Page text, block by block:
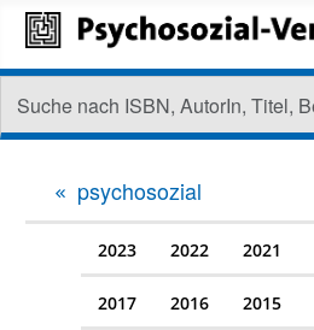
psychosozial
2023 2022 2021
2017 2016 2015